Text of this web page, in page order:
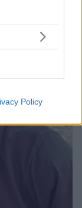
Policy